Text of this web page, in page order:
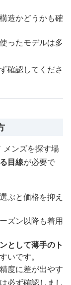
造かどうかも確
ったモデルは多
確認してくださ
メンズを探す場
目線が必要で
ぶと価格を抑え
ズン以降も着用
として薄手のト
いです。
度に差が出やす
必ず確認しまし